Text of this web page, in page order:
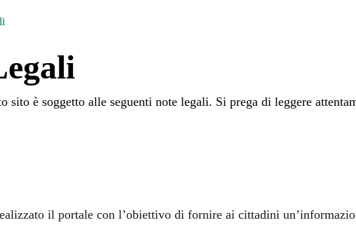
sito è soggetto alle seguenti note legali. Si prega di leggere
il portale con l’obiettivo di fornire ai cittadini